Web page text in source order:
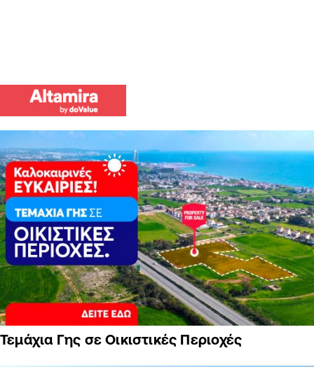
Τεμάχια Γης σε Οικιστικές Περιοχές